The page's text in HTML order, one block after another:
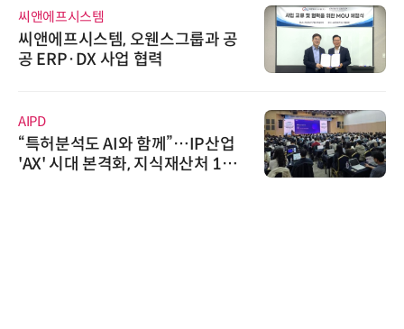
씨앤에프시스템
씨앤에프시스템, 오웬스그룹과 공
공 ERP·DX 사업 협력
AIPD
“특허분석도 AI와 함께”…IP산업
'AX' 시대 본격화, 지식재산처 1호